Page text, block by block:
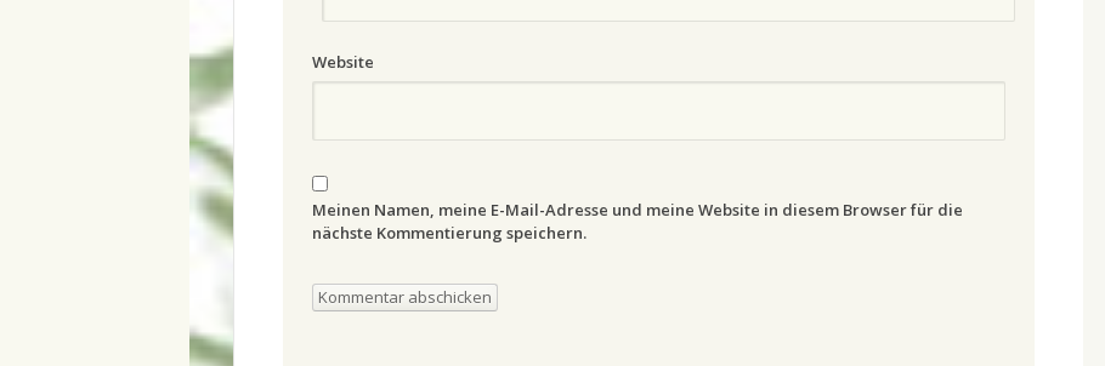
Website
Meinen Namen, meine E-Mail-Adresse und meine Website in diesem Browser für die
nächste Kommentierung speichern.